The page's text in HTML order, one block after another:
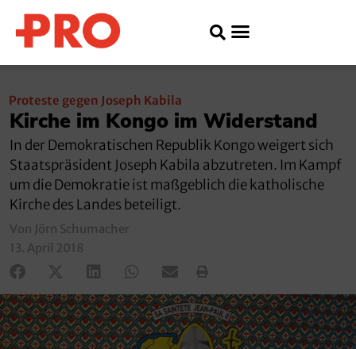
Proteste gegen Joseph Kabila
Kirche im Kongo im Widerstand
In der Demokratischen Republik Kongo weigert sich
Staatspräsident Joseph Kabila abzutreten. Im Kampf
um die Demokratie ist maßgeblich die katholische
Kirche des Landes beteiligt.
Von Jörn Schumacher
13. April 2018